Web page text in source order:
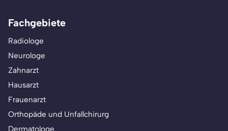
Fachgebiete
Radiologe
Neurologe
Zahnarzt
Hausarzt
Frauenarzt
Orthopäde und Unfallchirurg
Dermatologe